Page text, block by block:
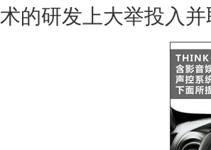
术的研发上大举投入